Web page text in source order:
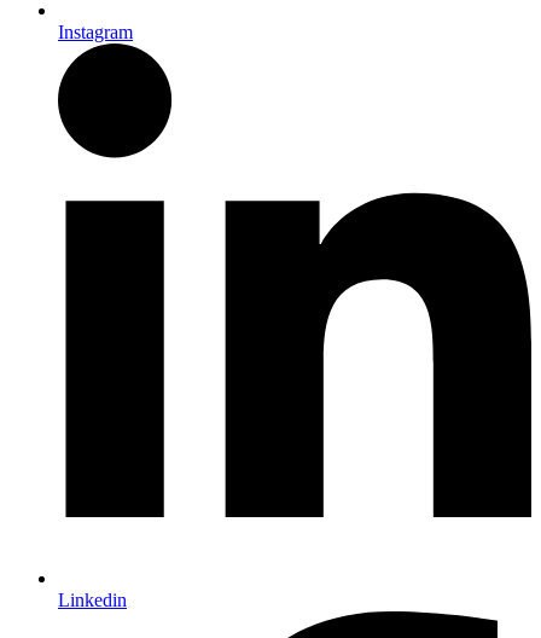
Instagram
Linkedin